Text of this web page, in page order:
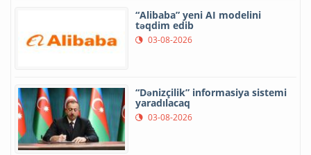
“Alibaba” yeni AI modelini
təqdim edib
03-08-2026
“Dənizçilik” informasiya sistemi
yaradılacaq
03-08-2026